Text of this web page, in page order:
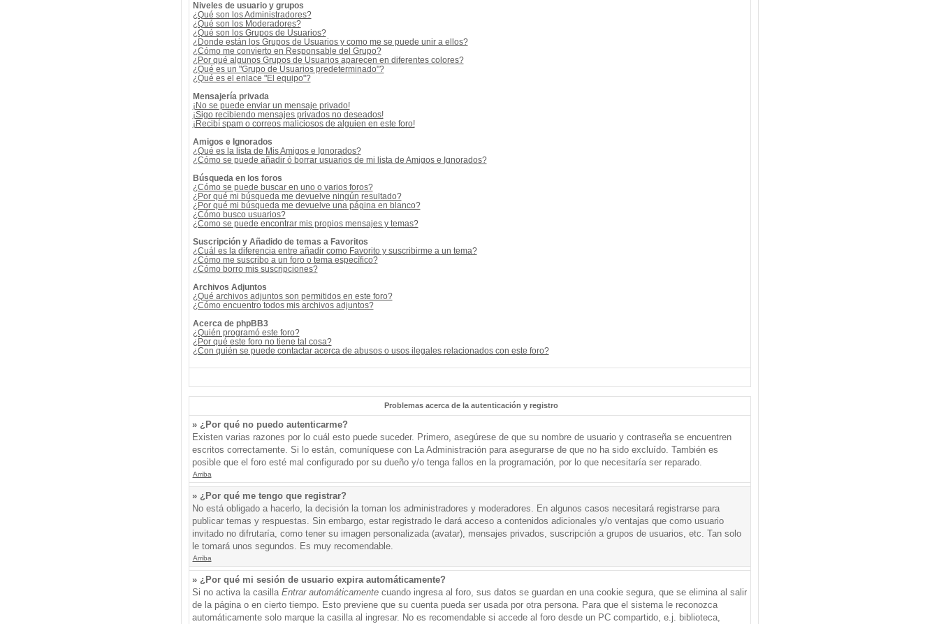
Niveles de usuario y grupos
¿Qué son los Administradores?
¿Qué son los Moderadores?
¿Qué son los Grupos de Usuarios?
¿Donde están los Grupos de Usuarios y como me se puede unir a ellos?
¿Cómo me convierto en Responsable del Grupo?
¿Por qué algunos Grupos de Usuarios aparecen en diferentes colores?
¿Qué es un "Grupo de Usuarios predeterminado"?
¿Qué es el enlace "El equipo"?
Mensajería privada
¡No se puede enviar un mensaje privado!
¡Sigo recibiendo mensajes privados no deseados!
¡Recibí spam o correos maliciosos de alguien en este foro!
Amigos e Ignorados
¿Qué es la lista de Mis Amigos e Ignorados?
¿Cómo se puede añadir ó borrar usuarios de mi lista de Amigos e Ignorados?
Búsqueda en los foros
¿Cómo se puede buscar en uno o varios foros?
¿Por qué mi búsqueda me devuelve ningún resultado?
¿Por qué mi búsqueda me devuelve una página en blanco?
¿Cómo busco usuarios?
¿Como se puede encontrar mis propios mensajes y temas?
Suscripción y Añadido de temas a Favoritos
¿Cuál es la diferencia entre añadir como Favorito y suscribirme a un tema?
¿Cómo me suscribo a un foro o tema específico?
¿Cómo borro mis suscripciones?
Archivos Adjuntos
¿Qué archivos adjuntos son permitidos en este foro?
¿Cómo encuentro todos mis archivos adjuntos?
Acerca de phpBB3
¿Quién programó este foro?
¿Por qué este foro no tiene tal cosa?
¿Con quién se puede contactar acerca de abusos o usos ilegales relacionados con este foro?
Problemas acerca de la autenticación y registro
» ¿Por qué no puedo autenticarme?
Existen varias razones por lo cuál esto puede suceder. Primero, asegúrese de que su nombre de usuario y contraseña se encuentren
escritos correctamente. Si lo están, comuníquese con La Administración para asegurarse de que no ha sido excluído. También es
posible que el foro esté mal configurado por su dueño y/o tenga fallos en la programación, por lo que necesitaría ser reparado.
Arriba
» ¿Por qué me tengo que registrar?
No está obligado a hacerlo, la decisión la toman los administradores y moderadores. En algunos casos necesitará registrarse para
publicar temas y respuestas. Sin embargo, estar registrado le dará acceso a contenidos adicionales y/o ventajas que como usuario
invitado no difrutaría, como tener su imagen personalizada (avatar), mensajes privados, suscripción a grupos de usuarios, etc. Tan solo
le tomará unos segundos. Es muy recomendable.
Arriba
» ¿Por qué mi sesión de usuario expira automáticamente?
Si no activa la casilla Entrar automáticamentecuando ingresa al foro, sus datos se guardan en una cookie segura, que se elimina al salir
de la página o en cierto tiempo. Esto previene que su cuenta pueda ser usada por otra persona. Para que el sistema le reconozca
automáticamente solo marque la casilla al ingresar. No es recomendable si accede al foro desde un PC compartido, e.j. biblioteca,